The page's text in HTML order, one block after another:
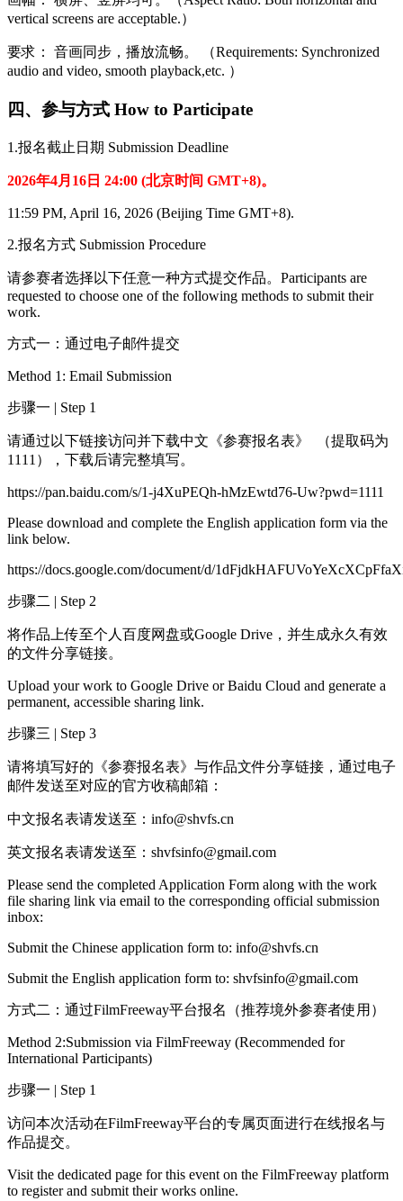
vertical screens are acceptable.）
要求： 音画同步，播放流畅。 （Requirements: Synchronized
audio and video, smooth playback,etc. ）
四、参与方式 How to Participate
1.报名截止日期 Submission Deadline
2026年4月16日 24:00 (北京时间 GMT+8)。
11:59 PM, April 16, 2026 (Beijing Time GMT+8).
2.报名方式 Submission Procedure
请参赛者选择以下任意一种方式提交作品。Participants are
requested to choose one of the following methods to submit their
work.
方式一：通过电子邮件提交
Method 1: Email Submission
步骤一 | Step 1
请通过以下链接访问并下载中文《参赛报名表》 （提取码为
1111），下载后请完整填写。
https://pan.baidu.com/s/1-j4XuPEQh-hMzEwtd76-Uw?pwd=1111
Please download and complete the English application form via the
link below.
https://docs.google.com/document/d/
步骤二 | Step 2
将作品上传至个人百度网盘或Google Drive，并生成永久有效
的文件分享链接。
Upload your work to Google Drive or Baidu Cloud and generate a
permanent, accessible sharing link.
步骤三 | Step 3
请将填写好的《参赛报名表》与作品文件分享链接，通过电子
邮件发送至对应的官方收稿邮箱：
中文报名表请发送至：info@shvfs.cn
英文报名表请发送至：shvfsinfo@gmail.com
Please send the completed Application Form along with the work
file sharing link via email to the corresponding official submission
inbox:
Submit the Chinese application form to: info@shvfs.cn
Submit the English application form to: shvfsinfo@gmail.com
方式二：通过FilmFreeway平台报名（推荐境外参赛者使用）
Method 2:Submission via FilmFreeway (Recommended for
International Participants)
步骤一 | Step 1
访问本次活动在FilmFreeway平台的专属页面进行在线报名与
作品提交。
Visit the dedicated page for this event on the FilmFreeway platform
to register and submit their works online.